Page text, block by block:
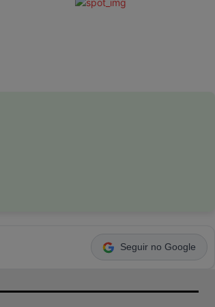
Seguir no Google